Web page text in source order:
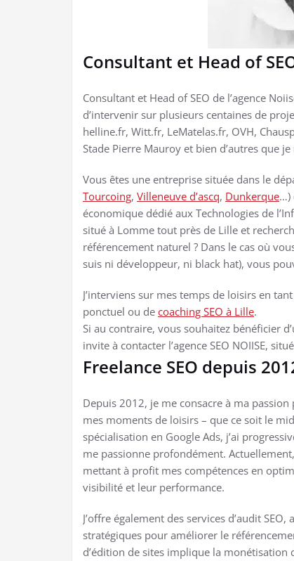
Consultant et Head of
Consultant et Head of SEO de l’agence
d’intervenir sur plusieurs centaines de
helline.fr, Witt.fr, LeMatelas.fr, OVH,
Stade Pierre Mauroy et bien d’autres que
Vous êtes une entreprise située dans le
Tourcoing, Villeneuve d’ascq, Dunkerque…)
économique dédié aux Technologies de
situé à Lomme tout près de Lille et
référencement naturel ? Dans le cas où
suis ni développeur, ni black hat), vous
J’interviens sur mes temps de loisirs en
ponctuel ou de coaching SEO à Lille.
Si au contraire, vous souhaitez bénéficier
invite à contacter l’agence SEO NOIISE,
Freelance SEO depuis
Depuis 2012, je me consacre à ma
mes moments de loisirs – que ce soit le
spécialisation en Google Ads, j’ai
me passionne profondément.
mettant à profit mes compétences en
visibilité et leur performance.
J’offre également des services d’audit
stratégiques pour améliorer le
d’édition de sites implique la